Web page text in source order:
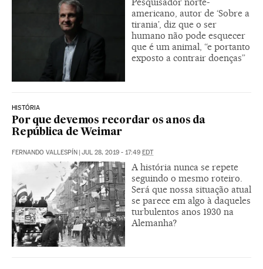
americano, autor de ‘Sobre a
tirania’, diz que o ser
humano não pode esquecer
que é um animal, “e portanto
exposto a contrair doenças”
HISTÓRIA
Por que devemos recordar os anos da
República de Weimar
FERNANDO VALLESPÍN | JUL 28, 2019 - 17:49 EDT
A história nunca se repete
seguindo o mesmo roteiro.
Será que nossa situação atual
se parece em algo à daqueles
turbulentos anos 1930 na
Alemanha?